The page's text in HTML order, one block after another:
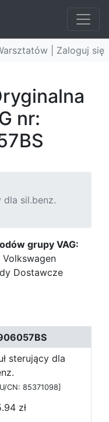
| Zaloguj się
nr:
dla sil.benz.
grupy VAG:
Volkswagen
Dostawcze
sterujący dla
CN: 85371098]
zł